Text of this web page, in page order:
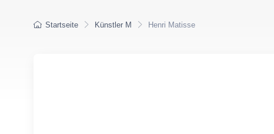
Startseite Künstler M Henri Matisse